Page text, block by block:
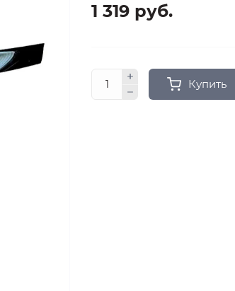
1 319 руб.
Купить